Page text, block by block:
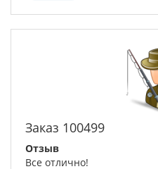
Заказ 100499
Отзыв
Все отлично!